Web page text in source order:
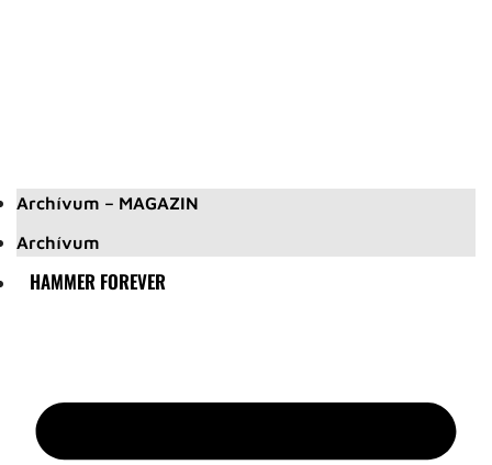
Archívum – MAGAZIN
Archívum
HAMMER FOREVER